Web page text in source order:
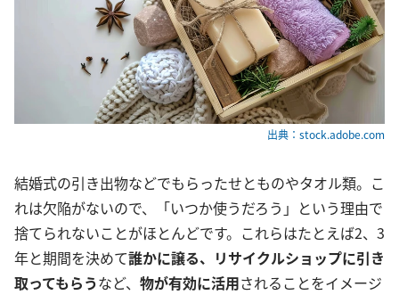
出典：stock.adobe.com
結婚式の引き出物などでもらったせとものやタオル類。こ
れは欠陥がないので、「いつか使うだろう」という理由で
捨てられないことがほとんどです。これらはたとえば2、3
年と期間を決めて誰かに譲る、リサイクルショップに引き
取ってもらうなど、 物が有効に活用されることをイメージ